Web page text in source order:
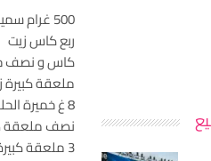
500 غرام سميدة
ربع كاس زيت
كاس و نصف
ملعقة كبيرة
8 غ خميرة الحلويات
نصف ملعقة
3 ملعقة كبيرة عسل